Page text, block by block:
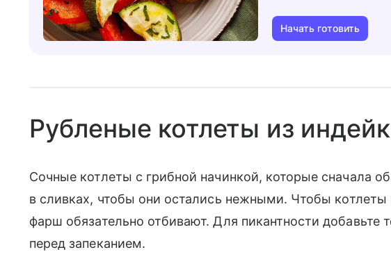
Начать готовить
Рубленые котлеты из
Сочные котлеты с грибной начинкой, которые сначала
в сливках, чтобы они остались нежными. Чтобы котлеты
фарш обязательно отбивают. Для пикантности добавьте
перед запеканием.